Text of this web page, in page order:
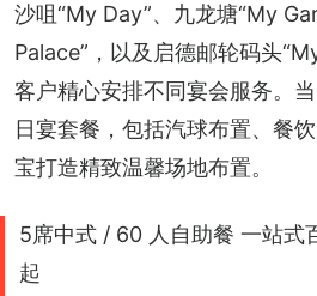
沙咀“My Day”、九龙塘“My
Palace”，以及启德邮轮码头
客户精心安排不同宴会服务。
日宴套餐，包括汽球布置、餐
宝打造精致温馨场地布置。
5席中式 / 60 人自助餐 一站式
起